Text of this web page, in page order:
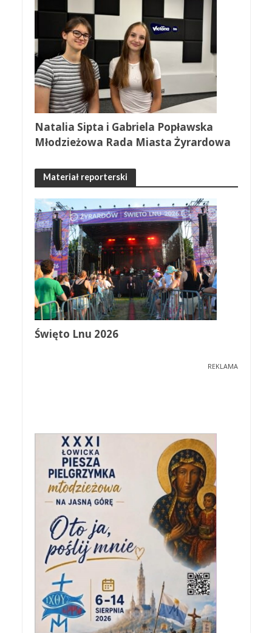
Natalia Sipta i Gabriela Popławska
Młodzieżowa Rada Miasta Żyrardowa
Materiał reporterski
Święto Lnu 2026
REKLAMA